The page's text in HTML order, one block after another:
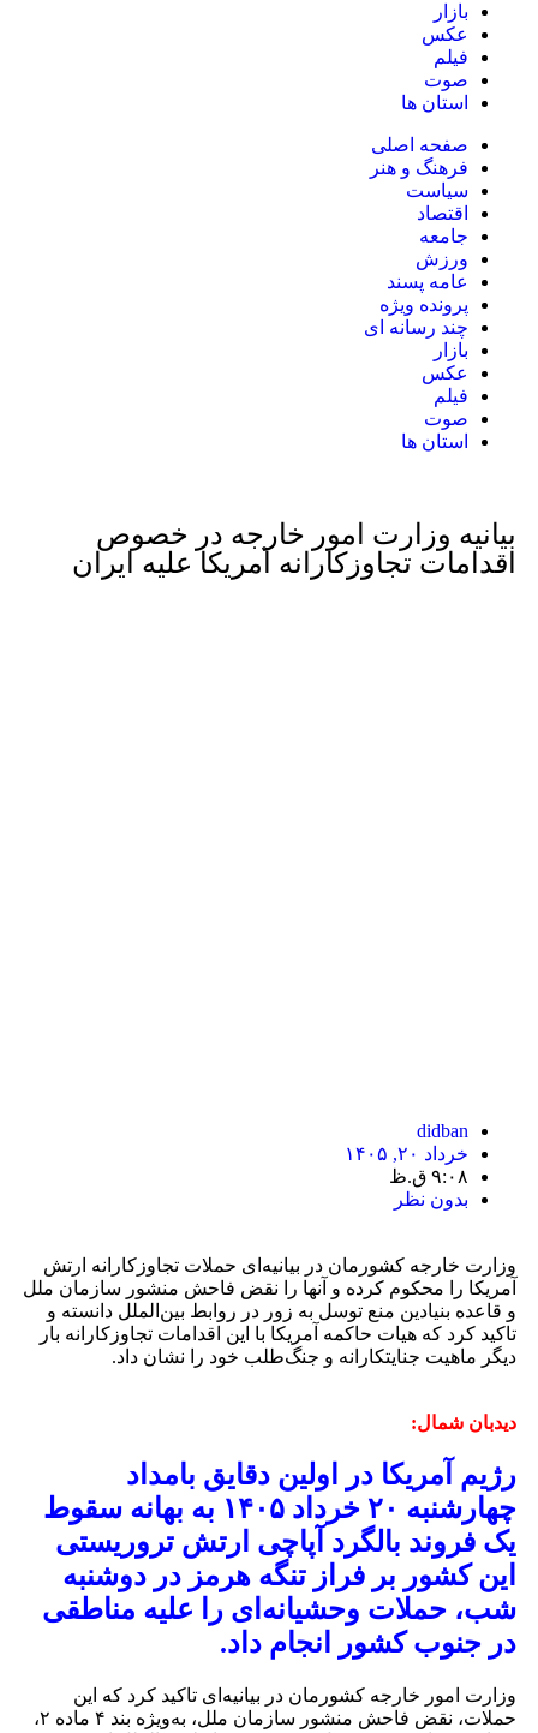
بازار
عکس
فیلم
صوت
استان ها
صفحه اصلی
فرهنگ و هنر
سیاست
اقتصاد
جامعه
ورزش
عامه پسند
پرونده ویژه
چند رسانه ای
بازار
عکس
فیلم
صوت
استان ها
بیانیه وزارت امور خارجه در خصوص
اقدامات تجاوزکارانه آمریکا علیه ایران
didban
خرداد ۲۰, ۱۴۰۵
۹:۰۸ ق.ظ
بدون نظر
وزارت خارجه کشورمان در بیانیه‌ای حملات تجاوزکارانه ارتش
آمریکا را محکوم کرده و آنها را نقض فاحش منشور سازمان ملل
و قاعده بنیادین منع توسل به زور در روابط بین‌الملل دانسته و
تاکید کرد که هیات حاکمه آمریکا با این اقدامات تجاوزکارانه بار
دیگر ماهیت جنایتکارانه و جنگ‌طلب خود را نشان داد.
دیدبان شمال:
رژیم آمریکا در اولین دقایق بامداد
چهارشنبه ۲۰ خرداد ۱۴۰۵ به بهانه سقوط
یک فروند بالگرد آپاچی ارتش تروریستی
این کشور بر فراز تنگه هرمز در دوشنبه
شب، حملات وحشیانه‌ای را علیه مناطقی
در جنوب کشور انجام داد.
وزارت امور خارجه کشورمان در بیانیه‌ای تاکید کرد که این
حملات، نقض فاحش منشور سازمان ملل، به‌ویژه بند ۴ ماده ۲،